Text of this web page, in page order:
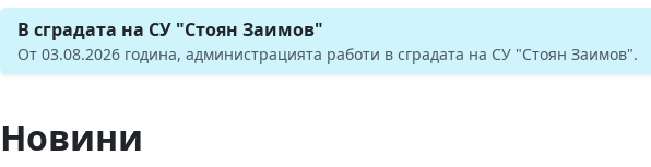
В сградата на СУ "Стоян Заимов"
От 03.08.2026 година, администрацията работи в сградата на СУ "Стоян Заимов".
Новини